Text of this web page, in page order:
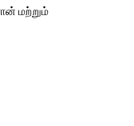
மற்றும்